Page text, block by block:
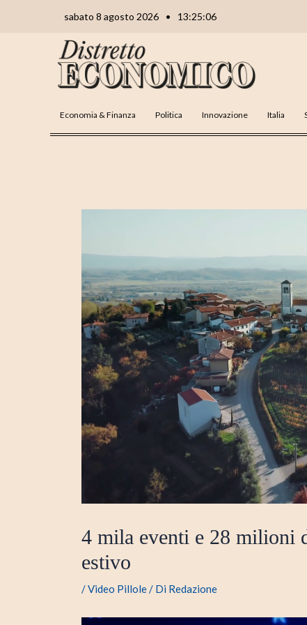
sabato 8 agosto 2026 • 13:25:07
Economia & Finanza Politica Innovazione Italia
4 mila eventi e 28 milioni
estivo
/Video Pillole/ Di Redazione